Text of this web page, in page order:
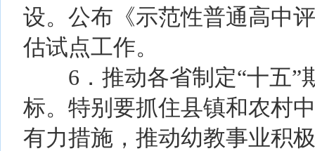
设。公布《示范性普通高中
估试点工作。
6．推动各省制定“十五”
标。特别要抓住县镇和农村
有力措施，推动幼教事业积